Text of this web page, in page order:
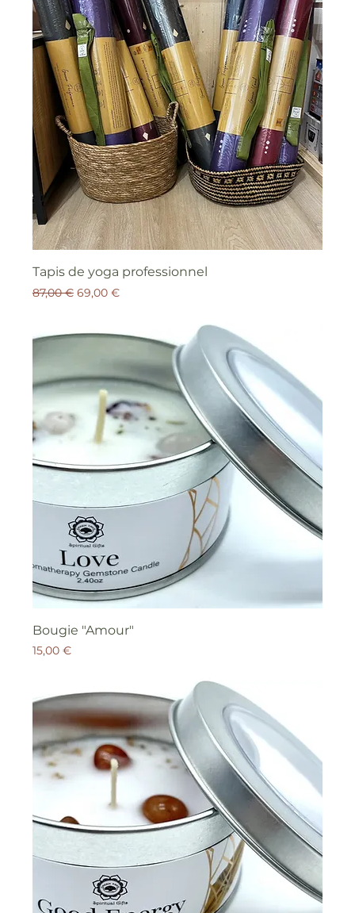
Tapis de yoga professionnel
Prix original
87,00 € Prix promotionnel
69,00 €
Bougie "Amour"
Prix
15,00 €